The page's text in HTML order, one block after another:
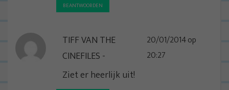
e
BEANTWOORDEN
TIFF VAN THE
CINEFILES
20/01/2014 op
20:27
Ziet er heerlijk uit!